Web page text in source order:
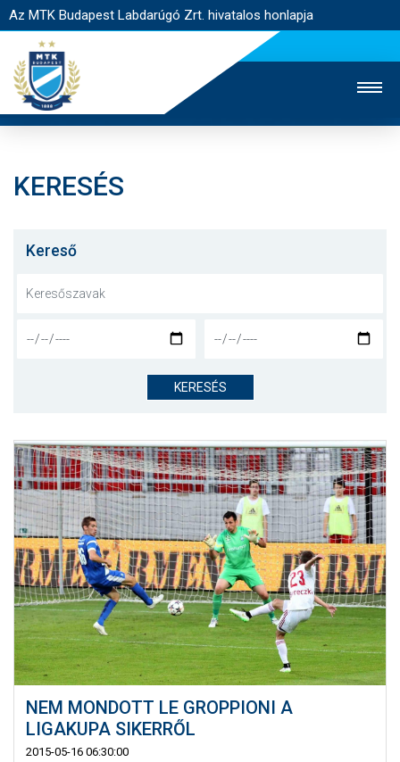
Az MTK Budapest Labdarúgó Zrt. hivatalos honlapja
JEGYÉRTÉKESÍTÉS
NYITÓLAP
CSAPATOK
KLUB
GALÉRIA
SZURKOLÓI ÉLMÉNYEK
AKKREDITÁCIÓ
KERESÉS
Kereső
KERESÉS
NEM MONDOTT LE GROPPIONI A
LIGAKUPA SIKERRŐL
2015-05-16 06:30:00